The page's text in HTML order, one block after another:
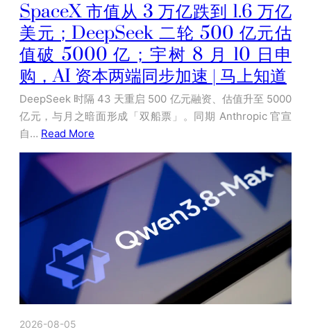
SpaceX 市值从 3 万亿跌到 1.6 万亿
美元；DeepSeek 二轮 500 亿元估
值破 5000 亿；宇树 8 月 10 日申
购，AI 资本两端同步加速 | 马上知道
DeepSeek 时隔 43 天重启 500 亿元融资、估值升至 5000
亿元，与月之暗面形成「双船票」。同期 Anthropic 官宣
自… Read More
2026-08-05